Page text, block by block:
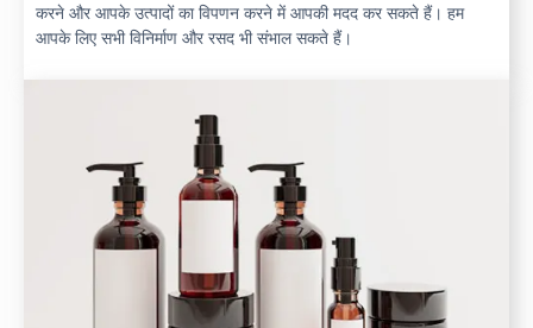
करने और आपके उत्पादों का विपणन करने में आपकी मदद कर सकते हैं। हम
आपके लिए सभी विनिर्माण और रसद भी संभाल सकते हैं।